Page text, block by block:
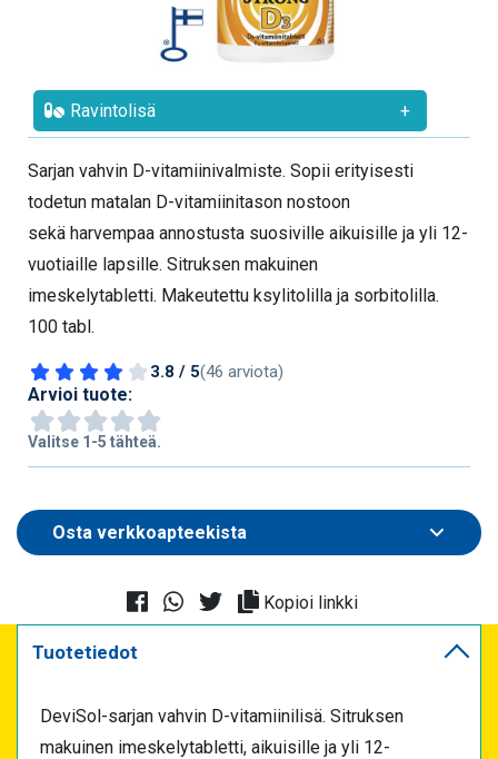
Ravintolisä +
Sarjan vahvin D-vitamiinivalmiste. Sopii erityisesti
todetun matalan D-vitamiinitason nostoon
sekä harvempaa annostusta suosiville aikuisille ja yli 12-
vuotiaille lapsille. Sitruksen makuinen
imeskelytabletti. Makeutettu ksylitolilla ja sorbitolilla.
100 tabl.
3.8 / 5(46 arviota)
Arvioi tuote:
Valitse 1-5 tähteä.
Kopioi linkki
Tuotetiedot
DeviSol-sarjan vahvin D-vitamiinilisä. Sitruksen
makuinen imeskelytabletti, aikuisille ja yli 12-